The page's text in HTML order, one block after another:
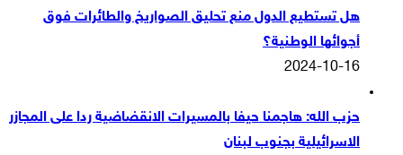
هل تستطيع الدول منع تحليق الصواريخ والطائرات فوق
أجوائها الوطنية؟
2024-10-16
حزب الله: هاجمنا حيفا بالمسيرات الانقضاضية ردا على المجازر
الاسرائيلية بجنوب لبنان